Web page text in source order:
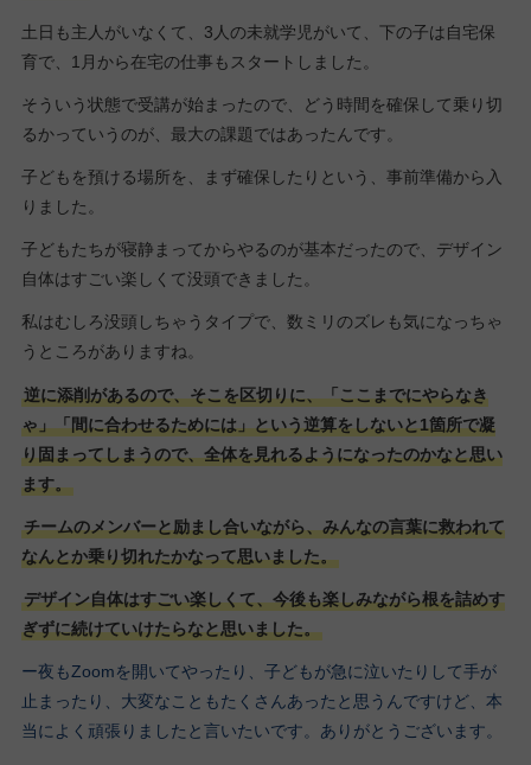
土日も主人がいなくて、3人の未就学児がいて、下の子は自宅保
育で、1月から在宅の仕事もスタートしました。
そういう状態で受講が始まったので、どう時間を確保して乗り切
るかっていうのが、最大の課題ではあったんです。
子どもを預ける場所を、まず確保したりという、事前準備から入
りました。
子どもたちが寝静まってからやるのが基本だったので、デザイン
自体はすごい楽しくて没頭できました。
私はむしろ没頭しちゃうタイプで、数ミリのズレも気になっちゃ
うところがありますね。
逆に添削があるので、そこを区切りに、「ここまでにやらなき
ゃ」「間に合わせるためには」という逆算をしないと1箇所で凝
り固まってしまうので、全体を見れるようになったのかなと思い
ます。
チームのメンバーと励まし合いながら、みんなの言葉に救われて
なんとか乗り切れたかなって思いました。
デザイン自体はすごい楽しくて、今後も楽しみながら根を詰めす
ぎずに続けていけたらなと思いました。
ー夜もZoomを開いてやったり、子どもが急に泣いたりして手が
止まったり、大変なこともたくさんあったと思うんですけど、本
当によく頑張りましたと言いたいです。ありがとうございます。